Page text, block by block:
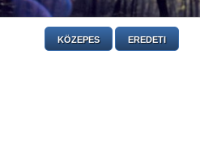
KÖZEPES EREDETI